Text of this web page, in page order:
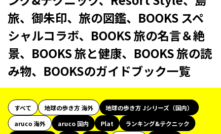
旅、御朱印、旅の図鑑、BOOKS スペ
シャルコラボ、BOOKS 旅の名言＆絶
景、BOOKS 旅と健康、BOOKS 旅の読
み物、BOOKSのガイドブック一覧
すべて 地球の歩き方 海外
地球の歩き方 Jシリーズ（国内）
aruco 海外
aruco 国内 Plat
ランキング&テクニック